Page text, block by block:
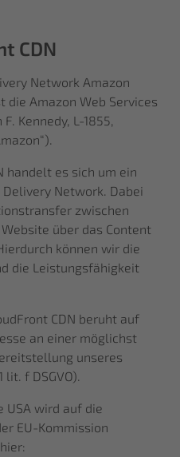
CDN
Network Amazon
die Amazon Web Services
Kennedy, L-1855,
handelt es sich um ein
Network. Dabei
zwischen
über das Content
können wir die
die Leistungsfähigkeit
CDN beruht auf
an einer möglichst
unseres
f DSGVO).
USA wird auf die
EU-Kommission